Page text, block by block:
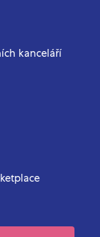
kanceláří